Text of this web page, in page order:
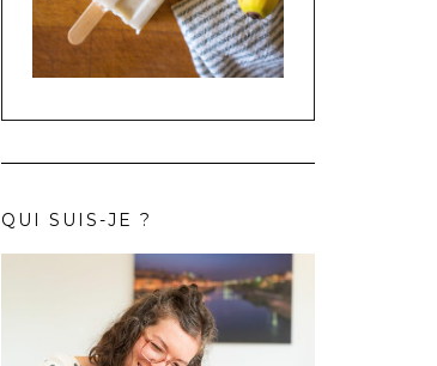
QUI SUIS-JE ?